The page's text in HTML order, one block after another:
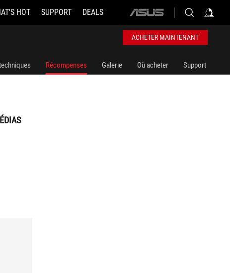
HOT SUPPORT DEALS
ASUS
logo
ACHETER MAINTENANT
Récompenses Galerie Où acheter Support